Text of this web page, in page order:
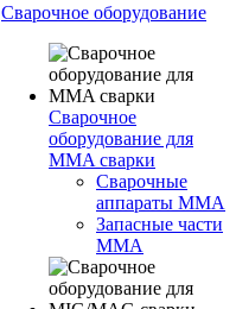
Сварочное оборудование
Сварочное
оборудование для
MMA сварки
Сварочные
аппараты MMA
Запасные части
MMA